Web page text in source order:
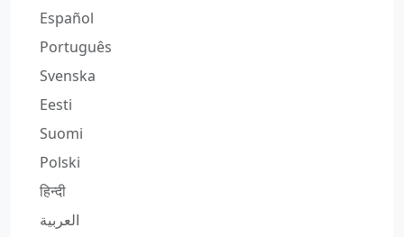
Español
Português
Svenska
Eesti
Suomi
Polski
हिन्दी
العربية